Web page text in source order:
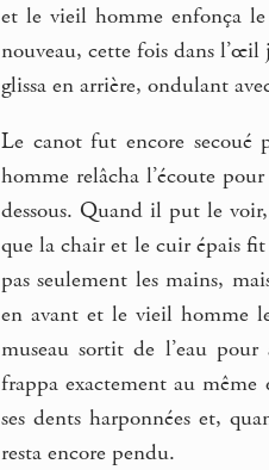
et le vieil homme enfonça
nouveau, cette fois dans
glissa en arrière, ondulant
Le canot fut encore secoué
homme relâcha l’écoute
dessous. Quand il put le
que la chair et le cuir épais
pas seulement les mains,
en avant et le vieil homme
museau sortit de l’eau
frappa exactement au
ses dents harponnées et,
resta encore pendu.